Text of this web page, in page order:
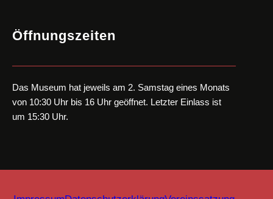
Öffnungszeiten
Das Museum hat jeweils am 2. Samstag eines Monats
von 10:30 Uhr bis 16 Uhr geöffnet. Letzter Einlass ist
um 15:30 Uhr.